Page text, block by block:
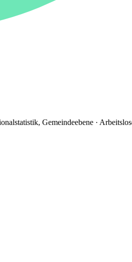
Gemeindeebene ·